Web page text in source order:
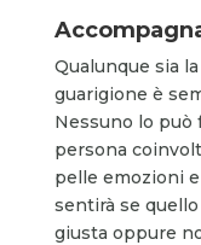
Qualunque sia
guarigione è
Nessuno lo può
persona
pelle emozioni
sentirà se
giusta oppure